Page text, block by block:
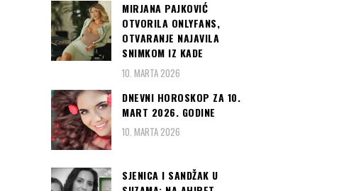
MIRJANA PAJKOVIĆ
OTVORILA ONLYFANS,
OTVARANJE NAJAVILA
SNIMKOM IZ KADE
10. MARTA 2026
DNEVNI HOROSKOP ZA 10.
MART 2026. GODINE
10. MARTA 2026
SJENICA I SANDŽAK U